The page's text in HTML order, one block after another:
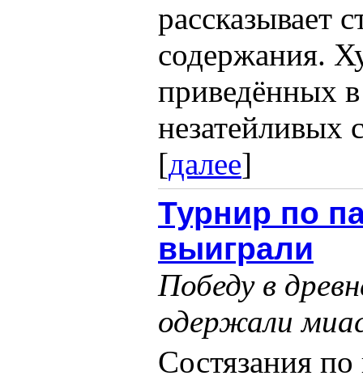
рассказывает
содержания.
приведённых
незатейливых
[далее]
Турнир по
выиграли
Победу в
одержали
Состязания